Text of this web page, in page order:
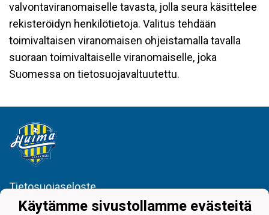
valvontaviranomaiselle tavasta, jolla seura käsittelee
rekisteröidyn henkilötietoja. Valitus tehdään
toimivaltaisen viranomaisen ohjeistamalla tavalla
suoraan toimivaltaiselle viranomaiselle, joka
Suomessa on tietosuojavaltuutettu.
Tietosuojaseloste
Käytämme sivustollamme evästeitä